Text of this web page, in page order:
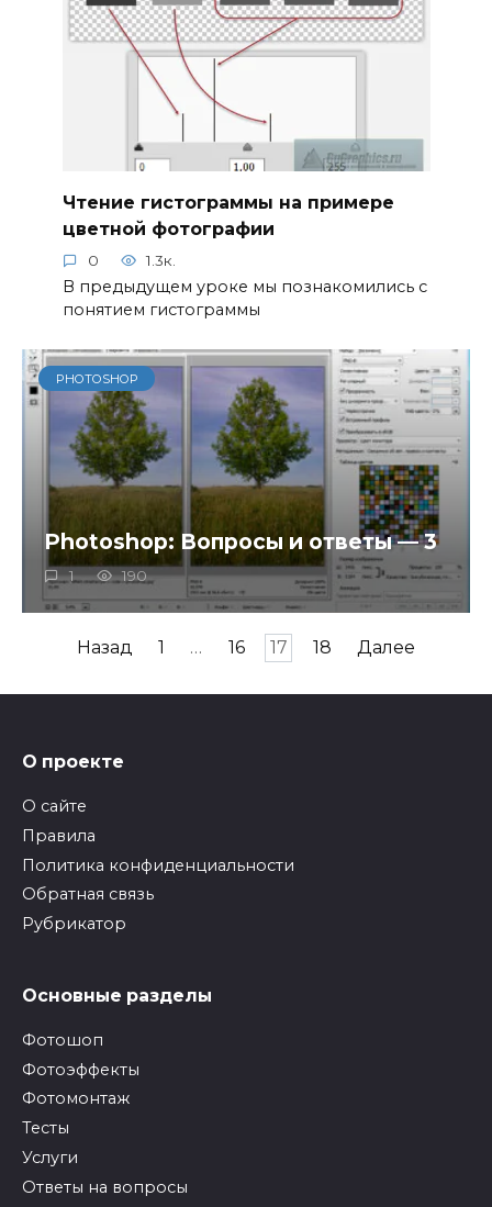
Чтение гистограммы на примере
цветной фотографии
0 1.3к.
В предыдущем уроке мы познакомились с
понятием гистограммы
PHOTOSHOP
Photoshop: Вопросы и ответы — 3
1 190
Пагинация
Назад 1 … 16 17 18 Далее
О проекте
О сайте
Правила
Политика конфиденциальности
Обратная связь
Рубрикатор
Основные разделы
Фотошоп
Фотоэффекты
Фотомонтаж
Тесты
Услуги
Ответы на вопросы